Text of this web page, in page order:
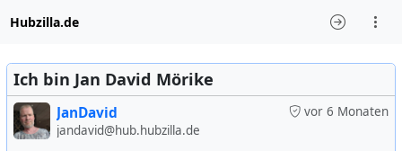
Hubzilla.de
Ich bin Jan David Mörike
vor 6 Monaten
JanDavid
jandavid@hub.hubzilla.de